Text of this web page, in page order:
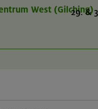
West (Gilching)
29. &